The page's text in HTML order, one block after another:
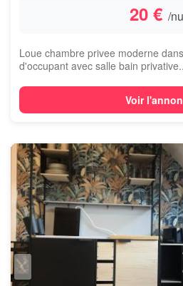
20 € /
Loue chambre privee moderne
d'occupant avec salle bain
Voir